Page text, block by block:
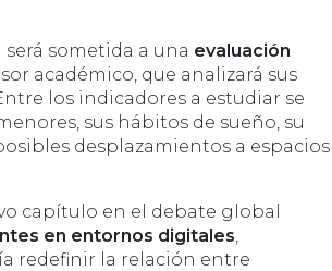
sometida a una evaluación
académico, que analizará sus
los indicadores a estudiar se
sus hábitos de sueño, su
desplazamientos a espacios
capítulo en el debate global
en entornos digitales,
redefinir la relación entre